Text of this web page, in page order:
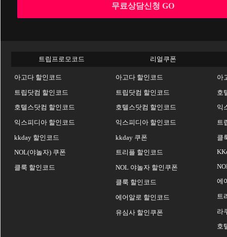
트립프로모코드
아고다 할인코드
트립닷컴 할인코드
호텔스닷컴 할인코드
익스피디아 할인코드
kkday 할인코드
NOL(야놀자) 쿠폰
클룩 할인코드
리얼쿠폰
아고다 할인코드
트립닷컴 할인코드
호텔스닷컴 할인코드
익스피디아 할인코드
kkday 쿠폰
트리플 할인코드
NOL 야놀자 할인쿠폰
클룩 할인코드
에어알로 할인코드
유심사 할인쿠폰
아
호
익
트
클
에
트
라
호